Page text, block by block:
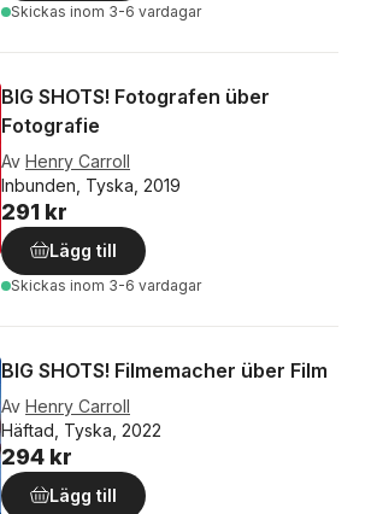
Skickas inom 3-6 vardagar
BIG SHOTS! Fotografen über
Fotografie
Av Henry Carroll
Inbunden, Tyska, 2019
291 kr
Lägg till
Skickas inom 3-6 vardagar
BIG SHOTS! Filmemacher über Film
Av Henry Carroll
Häftad, Tyska, 2022
294 kr
Lägg till